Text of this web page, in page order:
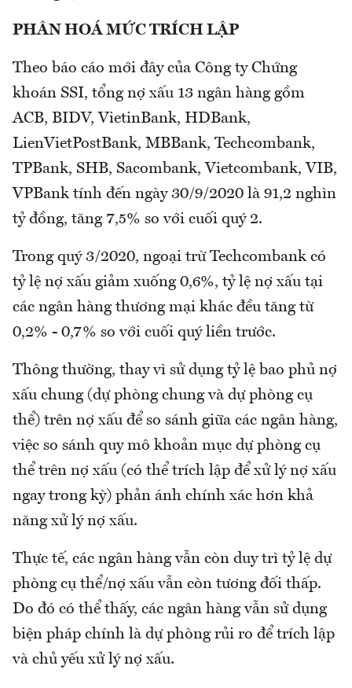
PHÂN HOÁ MỨC TRÍCH LẬP
Theo báo cáo mới đây của Công ty Chứng
khoán SSI, tổng nợ xấu 13 ngân hàng gồm
ACB, BIDV, VietinBank, HDBank,
LienVietPostBank, MBBank, Techcombank,
TPBank, SHB, Sacombank, Vietcombank, VIB,
VPBank tính đến ngày 30/9/2020 là 91,2 nghìn
tỷ đồng, tăng 7,5% so với cuối quý 2.
Trong quý 3/2020, ngoại trừ Techcombank có
tỷ lệ nợ xấu giảm xuống 0,6%, tỷ lệ nợ xấu tại
các ngân hàng thương mại khác đều tăng từ
0,2% - 0,7% so với cuối quý liền trước.
Thông thường, thay vì sử dụng tỷ lệ bao phủ nợ
xấu chung (dự phòng chung và dự phòng cụ
thể) trên nợ xấu để so sánh giữa các ngân hàng,
việc so sánh quy mô khoản mục dự phòng cụ
thể trên nợ xấu (có thể trích lập để xử lý nợ xấu
ngay trong kỳ) phản ánh chính xác hơn khả
năng xử lý nợ xấu.
Thực tế, các ngân hàng vẫn còn duy trì tỷ lệ dự
phòng cụ thể/nợ xấu vẫn còn tương đối thấp.
Do đó có thể thấy, các ngân hàng vẫn sử dụng
biện pháp chính là dự phòng rủi ro để trích lập
và chủ yếu xử lý nợ xấu.